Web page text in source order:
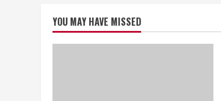
YOU MAY HAVE MISSED